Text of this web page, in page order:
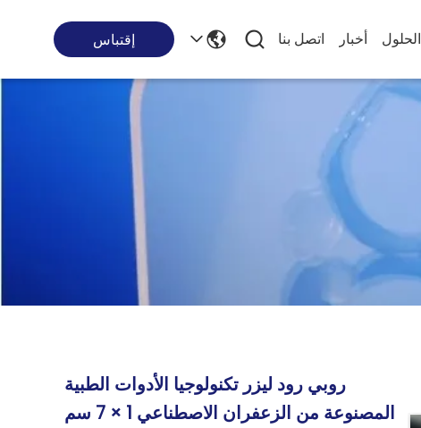
الحلول أخبار اتصل بنا إقتباس
روبي رود ليزر تكنولوجيا الأدوات الطبية
المصنوعة من الزعفران الاصطناعي 1 × 7 سم